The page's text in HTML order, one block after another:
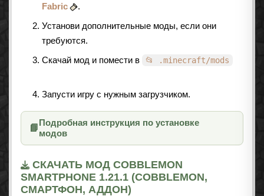
Fabric
.
Установи дополнительные моды, если они
требуются.
Скачай мод и помести в
📂 .minecraft/mods
Запусти игру с нужным загрузчиком.
📘
Подробная инструкция по установке
модов
СКАЧАТЬ МОД COBBLEMON
SMARTPHONE 1.21.1 (COBBLEMON,
СМАРТФОН, АДДОН)